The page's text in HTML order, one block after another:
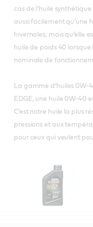
cas de l’huile synthétique
aussi facilement qu’une
hivernales, mais qu’elle
huile de poids 40
nominale de
La gamme d’huiles 0W-
EDGE, une huile 0W-40
C’est notre huile la plus
pressions et aux
pour ceux qui veulent